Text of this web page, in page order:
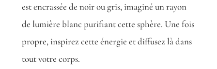
est encrassée de noir ou gris, imaginé un rayon
de lumière blanc purifiant cette sphère. Une fois
propre, inspirez cette énergie et diffusez là dans
tout votre corps.